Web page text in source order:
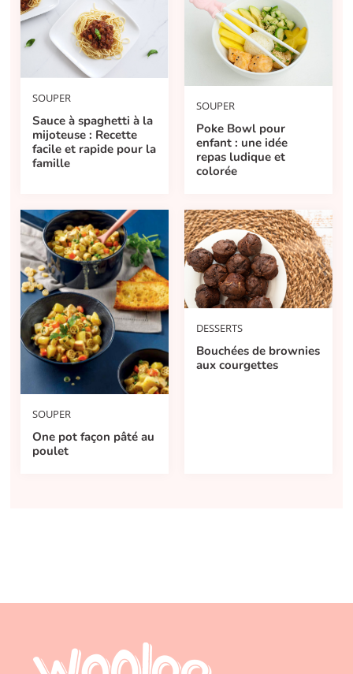
SOUPER
Sauce à spaghetti à la
mijoteuse : Recette
facile et rapide pour la
famille
SOUPER
Poke Bowl pour
enfant : une idée
repas ludique et
colorée
SOUPER
One pot façon pâté au
poulet
DESSERTS
Bouchées de brownies
aux courgettes